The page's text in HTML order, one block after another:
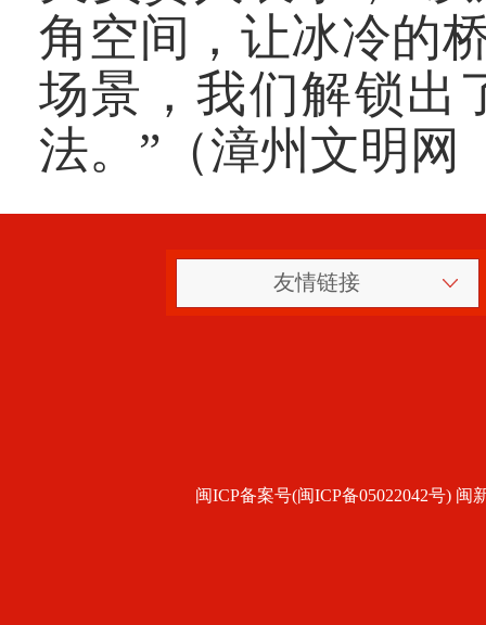
角空间，让冰冷的
场景，我们解锁出
法。”（漳州文明
友情链接
闽ICP备案号(闽ICP备05022042号) 闽